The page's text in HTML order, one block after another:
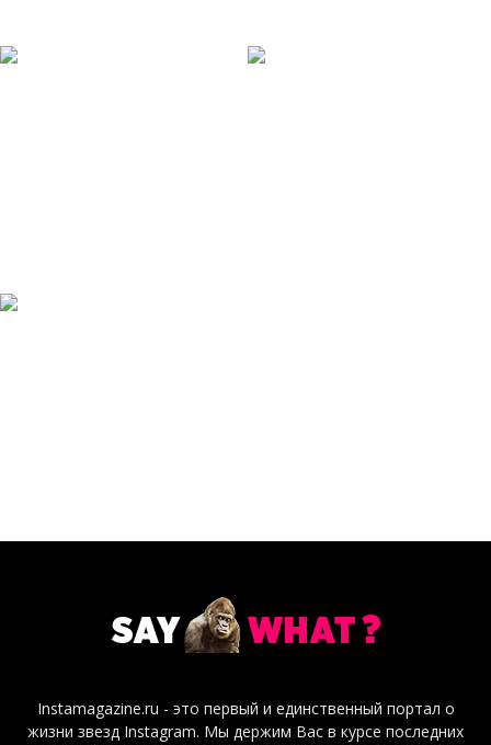
Instamagazine.ru - это первый и единственный портал о
жизни звезд Instagram. Мы держим Вас в курсе последних